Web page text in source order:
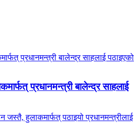
प्रधानमन्त्री बालेन्द्र साहलाई